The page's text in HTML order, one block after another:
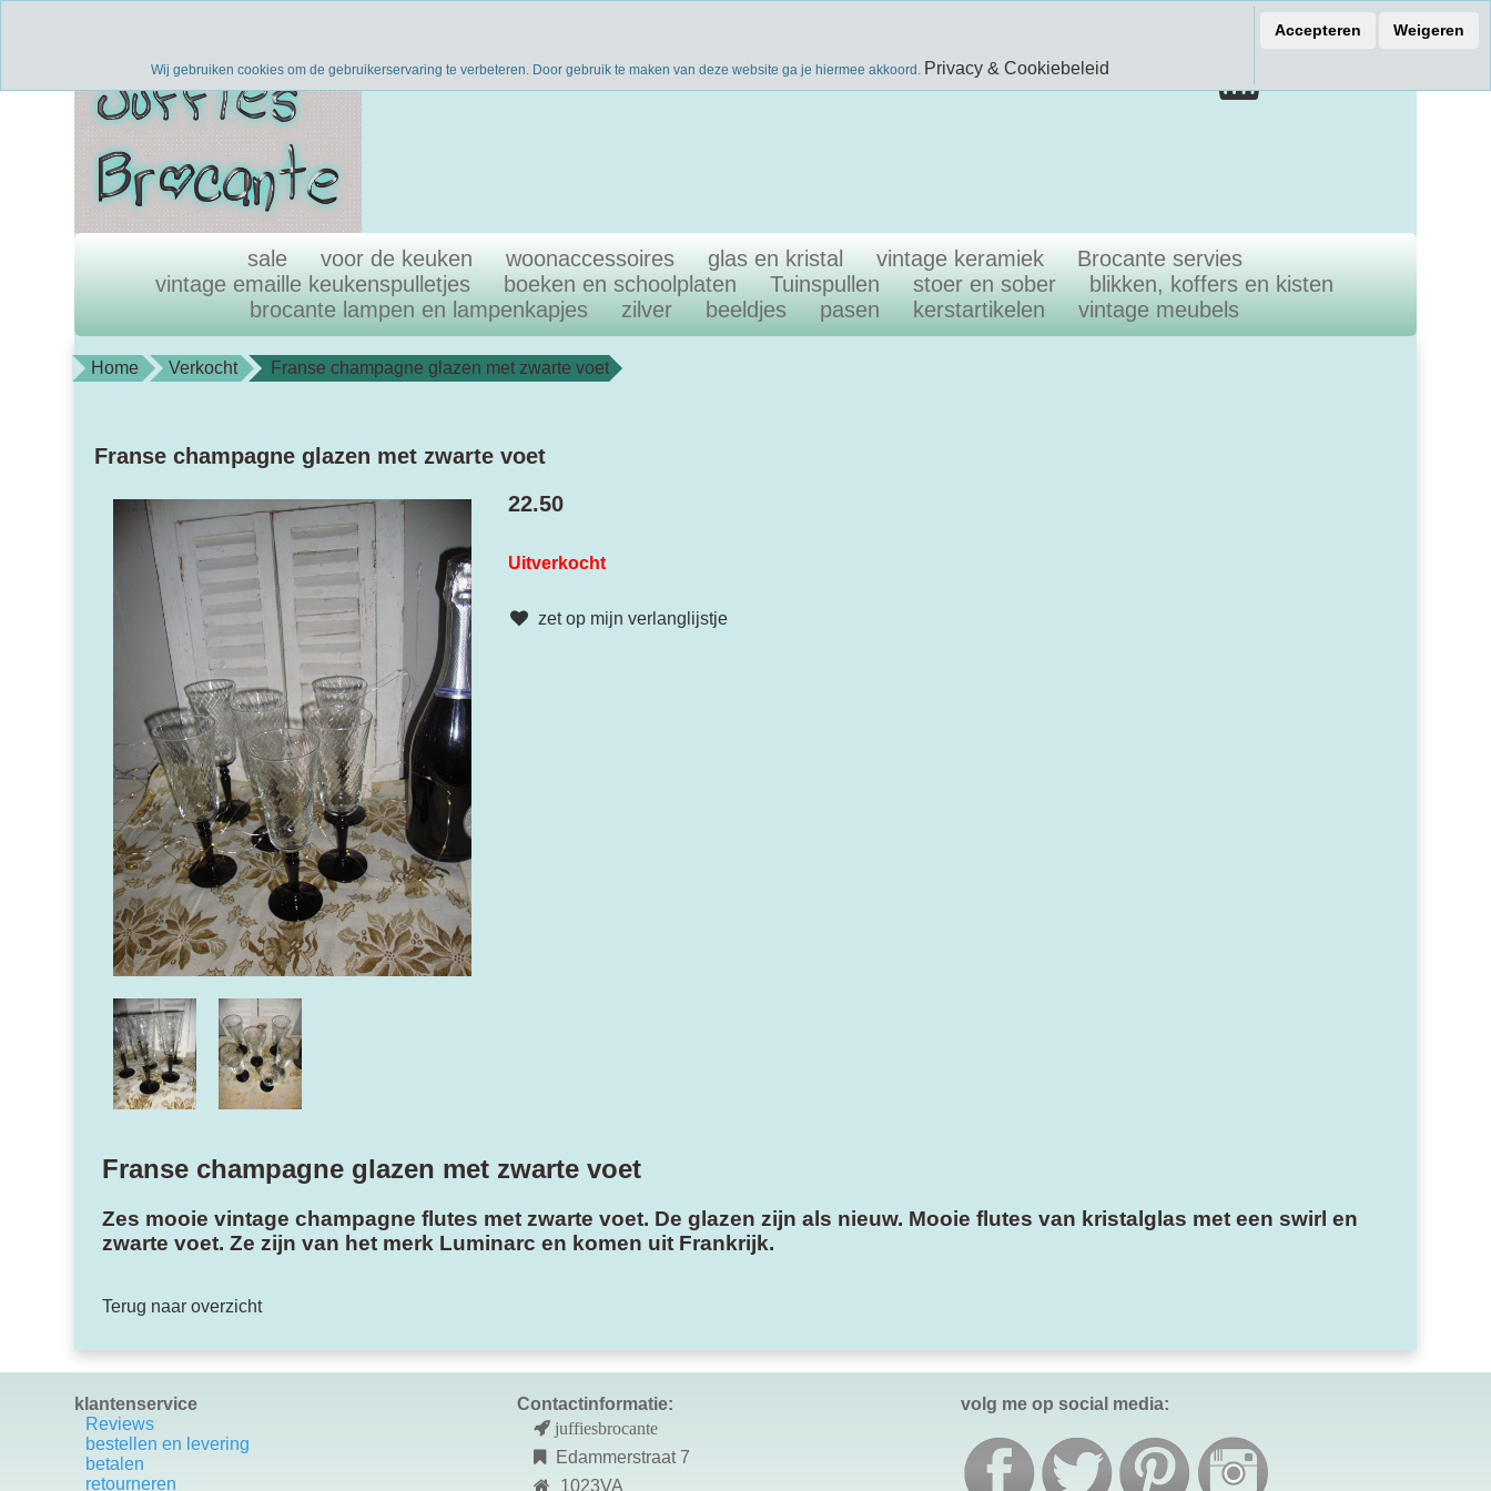
sale voor de keuken woonaccessoires glas en kristal vintage keramiek
Brocante servies
vintage emaille keukenspulletjes
boeken en schoolplaten Tuinspullen stoer en sober
blikken, koffers en kisten
brocante lampen en lampenkapjes
zilver beeldjes pasen kerstartikelen vintage meubels
Home Verkocht Franse champagne glazen met zwarte voet
Franse champagne glazen met zwarte voet
22.50
Uitverkocht
zet op mijn verlanglijstje
Franse champagne glazen met zwarte voet
Zes mooie vintage champagne flutes met zwarte voet. De glazen zijn als nieuw. Mooie flutes van kristalglas met een swirl en
zwarte voet. Ze zijn van het merk Luminarc en komen uit Frankrijk.
Terug naar overzicht
klantenservice
Reviews
bestellen en levering
betalen
retourneren
Contactinformatie:
juffiesbrocante
Edammerstraat 7
1023VA
volg me op social media:
Wij gebruiken cookies om de gebruikerservaring te verbeteren. Door gebruik te maken van deze website ga je hiermee akkoord. Privacy & Cookiebeleid
Accepteren Weigeren